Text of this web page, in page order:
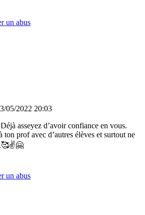
un abus
05/2022 20:03
asseyez d’avoir confiance en vous.
ton prof avec d’autres élèves et surtout ne
un abus